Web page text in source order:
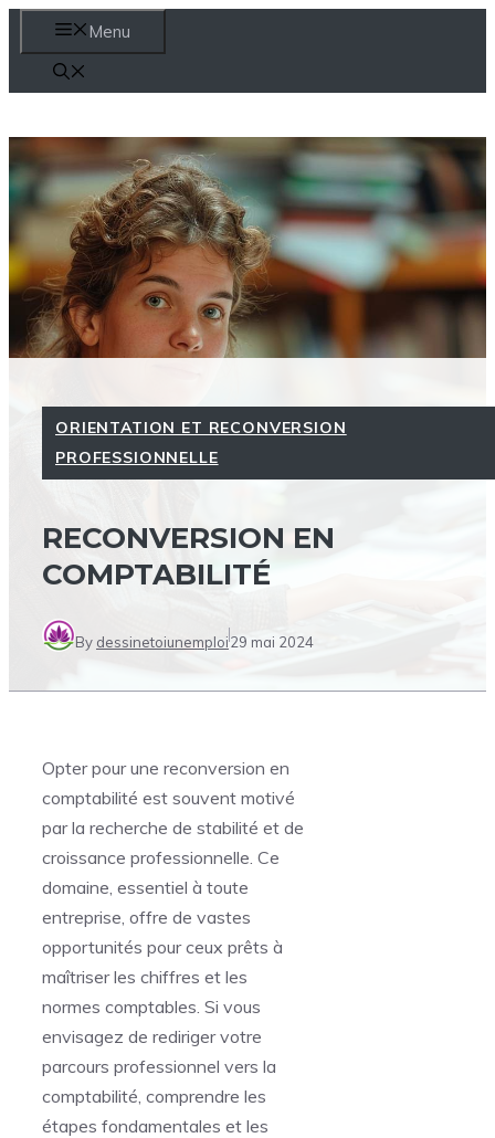
au
contenu
Menu
ORIENTATION ET RECONVERSION
PROFESSIONNELLE
RECONVERSION EN
COMPTABILITÉ
By dessinetoiunemploi29 mai 2024
Opter pour une reconversion en
comptabilité est souvent motivé
par la recherche de stabilité et de
croissance professionnelle. Ce
domaine, essentiel à toute
entreprise, offre de vastes
opportunités pour ceux prêts à
maîtriser les chiffres et les
normes comptables. Si vous
envisagez de rediriger votre
parcours professionnel vers la
comptabilité, comprendre les
étapes fondamentales et les